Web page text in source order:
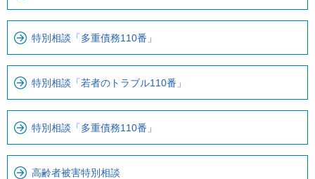
す
ル
ビ
で
す
特別相談「多重債務110番」
特別相談「若者のトラブル110番」
特別相談「多重債務110番」
高齢者被害特別相談